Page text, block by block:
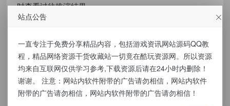
时查看过往推演结果
资源下载
点击下载
有价值(0) 无价值(0)
站点公告
一直专注于免费分享精品内容，包括游戏资讯网站源码QQ教
程，精品网络资源干货收藏站一切竟在酷玩资源网。所以资源
均来自互联网仅供学习参考,下载资源后请在24小时内删除！
谢谢。 注意：网站内软件附带的广告请勿相信，网站内软件
附带的广告请勿相信，网站内软件附带的广告请勿相信！